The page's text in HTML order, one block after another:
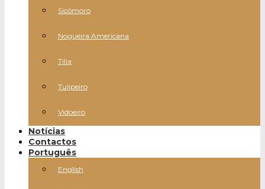
Sicómoro
Nogueira Americana
Tília
Tulipeiro
Vidoeiro
Notícias
Contactos
Português
English